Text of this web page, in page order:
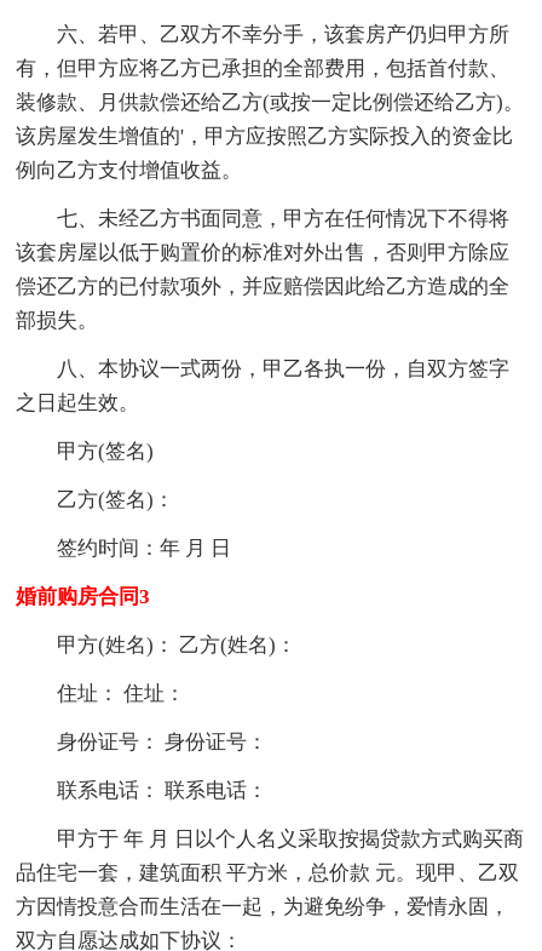
六、若甲、乙双方不幸分手，该套房产仍归甲方所
有，但甲方应将乙方已承担的全部费用，包括首付款、
装修款、月供款偿还给乙方(或按一定比例偿还给乙方)。
该房屋发生增值的'，甲方应按照乙方实际投入的资金比
例向乙方支付增值收益。
七、未经乙方书面同意，甲方在任何情况下不得将
该套房屋以低于购置价的标准对外出售，否则甲方除应
偿还乙方的已付款项外，并应赔偿因此给乙方造成的全
部损失。
八、本协议一式两份，甲乙各执一份，自双方签字
之日起生效。
甲方(签名)
乙方(签名)：
签约时间：年 月 日
婚前购房合同3
甲方(姓名)： 乙方(姓名)：
住址： 住址：
身份证号： 身份证号：
联系电话： 联系电话：
甲方于 年 月 日以个人名义采取按揭贷款方式购买商
品住宅一套，建筑面积 平方米，总价款 元。现甲、乙双
方因情投意合而生活在一起，为避免纷争，爱情永固，
双方自愿达成如下协议：